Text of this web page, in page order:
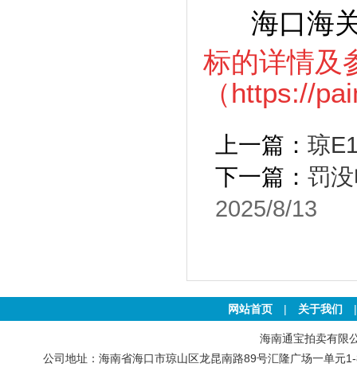
海口海关
标的详情及
（https://
上一篇： 琼
下一篇： 罚
2025/8/13
网站首页 | 关于我们
海南通宝拍卖有限
公司地址：海南省海口市琼山区龙昆南路89号汇隆广场一单